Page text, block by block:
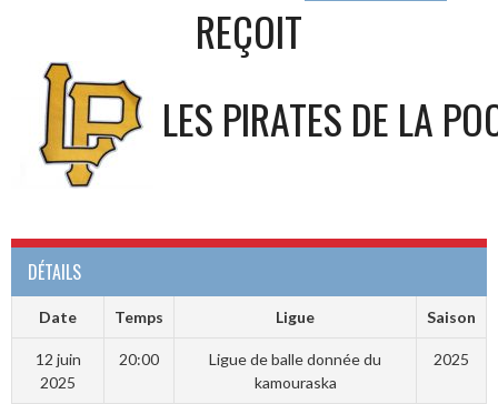
REÇOIT
LES PIRATES DE LA
DÉTAILS
Date Temps Ligue Saison
12 juin
2025
20:00
Ligue de balle donnée du
kamouraska
2025